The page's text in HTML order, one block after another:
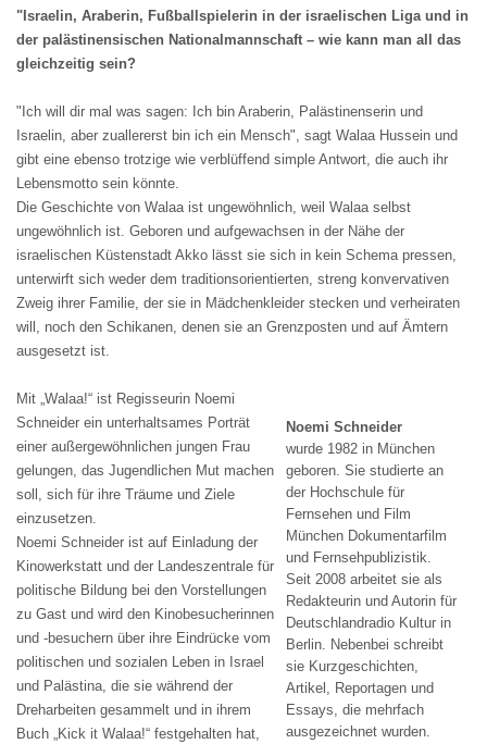
"Israelin, Araberin, Fußballspielerin in der israelischen Liga und in
der palästinensischen Nationalmannschaft – wie kann man all das
gleichzeitig sein?
"Ich will dir mal was sagen: Ich bin Araberin, Palästinenserin und
Israelin, aber zuallererst bin ich ein Mensch", sagt Walaa Hussein und
gibt eine ebenso trotzige wie verblüffend simple Antwort, die auch ihr
Lebensmotto sein könnte.
Die Geschichte von Walaa ist ungewöhnlich, weil Walaa selbst
ungewöhnlich ist. Geboren und aufgewachsen in der Nähe der
israelischen Küstenstadt Akko lässt sie sich in kein Schema pressen,
unterwirft sich weder dem traditionsorientierten, streng konvervativen
Zweig ihrer Familie, der sie in Mädchenkleider stecken und verheiraten
will, noch den Schikanen, denen sie an Grenzposten und auf Ämtern
ausgesetzt ist.
Noemi Schneider
wurde 1982 in München
geboren. Sie studierte an
der Hochschule für
Fernsehen und Film
München Dokumentarfilm
und Fernsehpublizistik.
Seit 2008 arbeitet sie als
Redakteurin und Autorin für
Deutschlandradio Kultur in
Berlin. Nebenbei schreibt
sie Kurzgeschichten,
Artikel, Reportagen und
Essays, die mehrfach
ausgezeichnet wurden.
Mit „Walaa!“ ist Regisseurin Noemi
Schneider ein unterhaltsames Porträt
einer außergewöhnlichen jungen Frau
gelungen, das Jugendlichen Mut machen
soll, sich für ihre Träume und Ziele
einzusetzen.
Noemi Schneider ist auf Einladung der
Kinowerkstatt und der Landeszentrale für
politische Bildung bei den Vorstellungen
zu Gast und wird den Kinobesucherinnen
und -besuchern über ihre Eindrücke vom
politischen und sozialen Leben in Israel
und Palästina, die sie während der
Dreharbeiten gesammelt und in ihrem
Buch „Kick it Walaa!“ festgehalten hat,